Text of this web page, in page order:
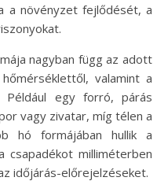
a növényzet fejlődését, a
nagyban függ az adott
valamint a
Például egy forró, párás
vagy zivatar, míg télen a
hó formájában hullik a
csapadékot milliméterben
időjárás-előrejelzéseket.